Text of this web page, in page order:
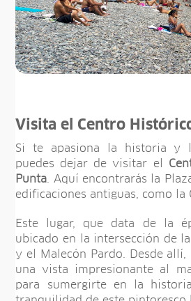
Visita el Centro
Si te apasiona la historia y
puedes dejar de visitar el
Punta . Aquí encontrarás la
edificaciones antiguas, como la
Este lugar, que data de la
ubicado en la intersección de
y el Malecón Pardo. Desde
una vista impresionante al
para sumergirte en la